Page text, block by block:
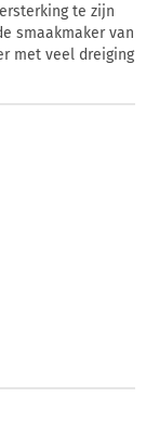
te zijn
smaakmaker van
met veel dreiging